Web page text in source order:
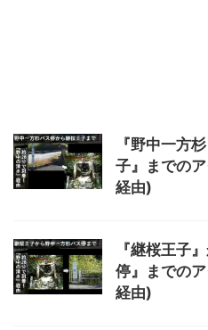
『野中一方
子』までの
経由)
『継桜王子
停』までの
経由)